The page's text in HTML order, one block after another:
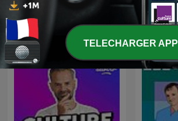
Plus de podcasts Éducation
TELECHARGER APP